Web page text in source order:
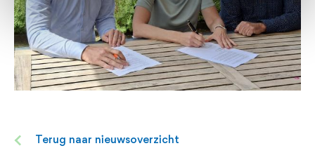
Terug naar nieuwsoverzicht